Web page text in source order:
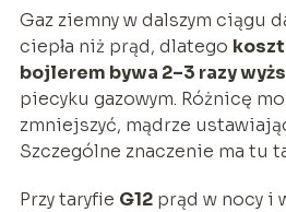
Gaz ziemny w dalszym ciągu
ciepła niż prąd, dlatego
bojlerem bywa 2–3 razy
piecyku gazowym. Różnicę
zmniejszyć, mądrze
Szczególne znaczenie ma tu
Przy taryfie G12prąd w nocy i